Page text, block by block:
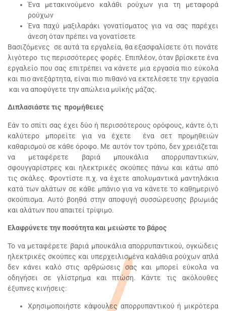
Ένα μετακινούμενο καλάθι ρούχων για τη μεταφορά
ρούχων
Ένα παχύ μαξιλαράκι γονατίσματος για να σας παρέχει
άνεση όταν πρέπει να γονατίσετε
Βασιζόμενες σε αυτά τα εργαλεία, θα εξασφαλίσετε ότι πονάτε
λιγότερο τις περισσότερες φορές. Επιπλέον, όταν βρίσκετε ένα
εργαλείο που σας επιτρέπει να κάνετε μια εργασία πιο εύκολα
και πιο ανεξάρτητα, είναι πιο πιθανό να εκτελέσετε την εργασία
και να αποφύγετε την απώλεια μυϊκής μάζας.
Διπλασιάστε τις προμήθειες
Εάν το σπίτι σας έχει δύο ή περισσότερους ορόφους, κάντε ό,τι
καλύτερο μπορείτε για να έχετε ένα σετ προμηθειών
καθαρισμού σε κάθε όροφο. Με αυτόν τον τρόπο, δεν χρειάζεται
να μεταφέρετε βαριά μπουκάλια απορρυπαντικών,
σφουγγαρίστρες και ηλεκτρικές σκούπες πάνω και κάτω από
τις σκάλες. Φροντίστε π.χ. να έχετε απολυμαντικά μαντηλάκια
κατά των αλάτων σε κάθε μπάνιο για να κάνετε το καθημερινό
σκούπισμα. Αυτό βοηθά στην αποφυγή συσσώρευσης βρωμιάς
και αλάτων που απαιτεί τρίψιμο.
Ελαφρύνετε την ποσότητα και μειώστε το βάρος
Το να μεταφέρετε βαριά μπουκάλια απορρυπαντικού, ογκώδεις
ηλεκτρικές σκούπες και υπερχειλισμένα καλάθια ρούχων απλά
δεν κάνει καλό στις αρθρώσεις σας και μπορεί εύκολα να
οδηγήσει σε γλίστρημα και πτώση. Κάντε τις ακόλουθες
έξυπνες κινήσεις:
Χρησιμοποιήστε κάψουλες απορρυπαντικού ή μικρότερα